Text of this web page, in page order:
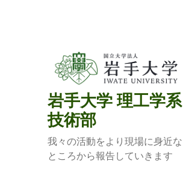
岩手大学 理工学系
技術部
我々の活動をより現場に身近な
ところから報告していきます